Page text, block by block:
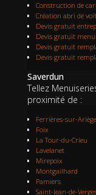
Construction de
Création abri de
Devis gratuit
Devis gratuit
Devis gratuit
Devis gratuit
Saverdun
Tellez
proximité de :
Ferrières-sur-Ariège
Foix
La Tour-du-Crieu
Lavelanet
Mirepoix
Montgailhard
Pamiers
Saint-Jean-de-